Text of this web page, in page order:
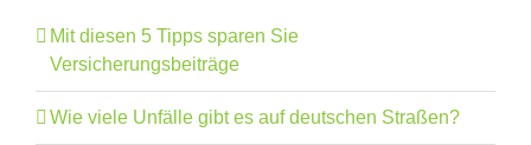
Mit diesen 5 Tipps sparen Sie
Versicherungsbeiträge
Wie viele Unfälle gibt es auf deutschen Straßen?